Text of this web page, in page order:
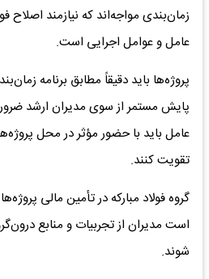
زمان‌بندی مواجه‌اند که نیازمند
عامل و عوامل اجرایی است.
پروژه‌ها باید دقیقاً مطابق برنامه
پایش مستمر از سوی مدیران ارشد
عامل باید با حضور مؤثر در محل
تقویت کنند.
گروه فولاد مبارکه در تأمین مالی
است مدیران از تجربیات و منابع
شوند.